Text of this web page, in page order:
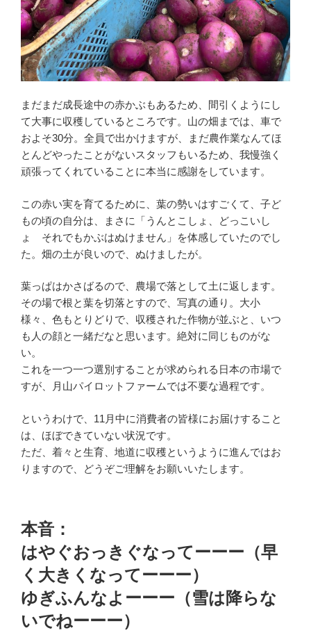
まだまだ成長途中の赤かぶもあるため、間引くようにし
て大事に収穫しているところです。山の畑までは、車で
およそ30分。全員で出かけますが、まだ農作業なんてほ
とんどやったことがないスタッフもいるため、我慢強く
頑張ってくれていることに本当に感謝をしています。
この赤い実を育てるために、葉の勢いはすごくて、子ど
もの頃の自分は、まさに「うんとこしょ、どっこいし
ょ それでもかぶはぬけません」を体感していたのでし
た。畑の土が良いので、ぬけましたが。
葉っぱはかさばるので、農場で落として土に返します。
その場で根と葉を切落とすので、写真の通り。大小
様々、色もとりどりで、収穫された作物が並ぶと、いつ
も人の顔と一緒だなと思います。絶対に同じものがな
い。
これを一つ一つ選別することが求められる日本の市場で
すが、月山パイロットファームでは不要な過程です。
というわけで、11月中に消費者の皆様にお届けすること
は、ほぼできていない状況です。
ただ、着々と生育、地道に収穫というように進んではお
りますので、どうぞご理解をお願いいたします。
本音：
はやぐおっきぐなってーーー（早
く大きくなってーーー）
ゆぎふんなよーーー（雪は降らな
いでねーーー）